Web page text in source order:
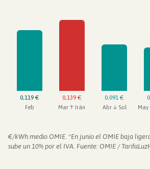
0,119 €
Feb
0,139 €
Mar ↑ Irán
0,091 €
Abr ↓ Sol May
€/kWh medio OMIE. *En junio el OMIE baja
sube un 10% por el IVA. Fuente: OMIE /